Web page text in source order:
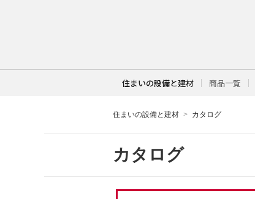
住まいの設備と建材 商品一覧
住まいの設備と建材 カタログ
カタログ